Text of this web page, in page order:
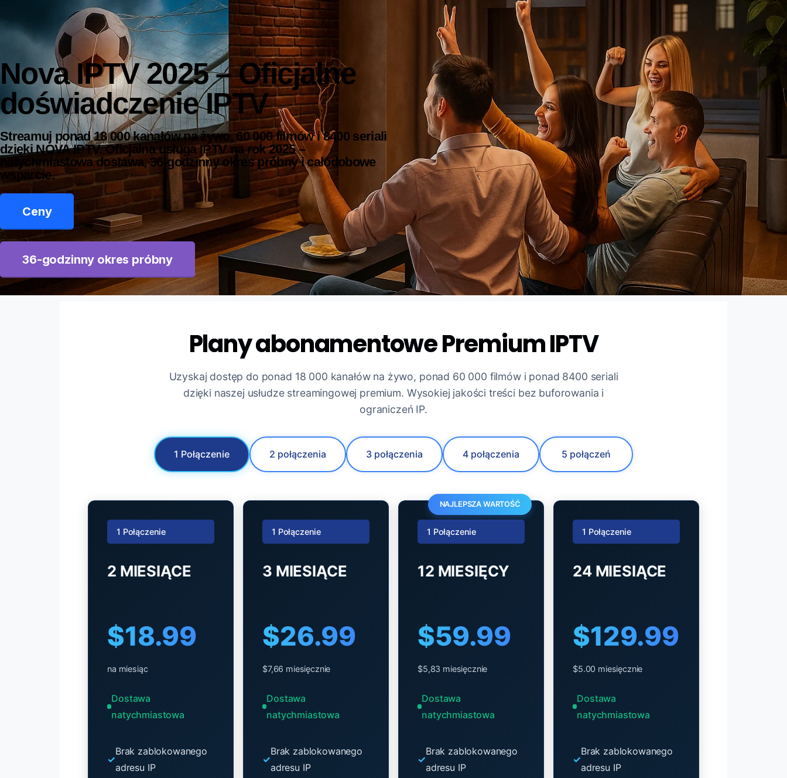
Nova IPTV 2025 – Oficjalne
doświadczenie IPTV
Streamuj ponad 18 000 kanałów na żywo, 60 000 filmów i 8400 seriali
dzięki NOVA IPTV. Oficjalna usługa IPTV na rok 2025 –
natychmiastowa dostawa, 36-godzinny okres próbny i całodobowe
wsparcie.
Ceny
36-godzinny okres próbny
Plany abonamentowe Premium IPTV
Uzyskaj dostęp do ponad 18 000 kanałów na żywo, ponad 60 000 filmów i ponad 8400 seriali
dzięki naszej usłudze streamingowej premium. Wysokiej jakości treści bez buforowania i
ograniczeń IP.
1 Połączenie 2 połączenia 3 połączenia 4 połączenia 5 połączeń
1 Połączenie
2 MIESIĄCE
$18.99
na miesiąc
Dostawa
natychmiastowa
Brak zablokowanego
adresu IP
1 Połączenie
3 MIESIĄCE
$26.99
$7,66 miesięcznie
Dostawa
natychmiastowa
Brak zablokowanego
adresu IP
NAJLEPSZA WARTOŚĆ
1 Połączenie
12 MIESIĘCY
$59.99
$5,83 miesięcznie
Dostawa
natychmiastowa
Brak zablokowanego
adresu IP
1 Połączenie
24 MIESIĄCE
$129.99
$5.00 miesięcznie
Dostawa
natychmiastowa
Brak zablokowanego
adresu IP